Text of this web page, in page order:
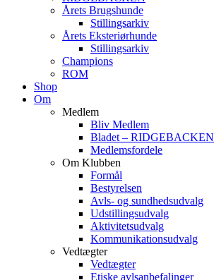
Årets Brugshunde
Stillingsarkiv
Årets Eksteriørhunde
Stillingsarkiv
Champions
ROM
Shop
Om
Medlem
Bliv Medlem
Bladet – RIDGEBACKEN
Medlemsfordele
Om Klubben
Formål
Bestyrelsen
Avls- og sundhedsudvalg
Udstillingsudvalg
Aktivitetsudvalg
Kommunikationsudvalg
Vedtægter
Vedtægter
Etiske avlsanbefalinger